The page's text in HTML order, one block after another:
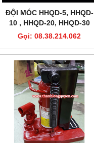
ĐỘI MÓC HHQD-5, HHQD-
10 , HHQD-20, HHQD-30
Gọi: 08.38.214.062